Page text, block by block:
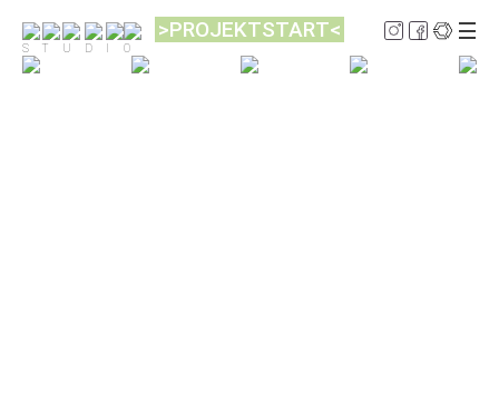
>PROJEKTSTART<